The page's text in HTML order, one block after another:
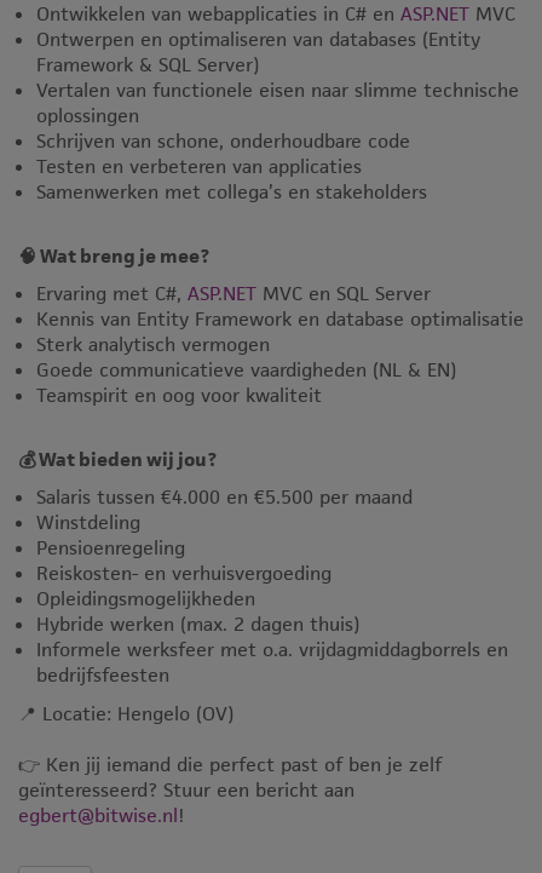
Ontwikkelen van webapplicaties in C# en ASP.NET MVC
Ontwerpen en optimaliseren van databases (Entity
Framework & SQL Server)
Vertalen van functionele eisen naar slimme technische
oplossingen
Schrijven van schone, onderhoudbare code
Testen en verbeteren van applicaties
Samenwerken met collega’s en stakeholders
🧠 Wat breng je mee?
Ervaring met C#, ASP.NET MVC en SQL Server
Kennis van Entity Framework en database optimalisatie
Sterk analytisch vermogen
Goede communicatieve vaardigheden (NL & EN)
Teamspirit en oog voor kwaliteit
💰 Wat bieden wij jou?
Salaris tussen €4.000 en €5.500 per maand
Winstdeling
Pensioenregeling
Reiskosten- en verhuisvergoeding
Opleidingsmogelijkheden
Hybride werken (max. 2 dagen thuis)
Informele werksfeer met o.a. vrijdagmiddagborrels en
bedrijfsfeesten
📍 Locatie: Hengelo (OV)
👉 Ken jij iemand die perfect past of ben je zelf
geïnteresseerd? Stuur een bericht aan
egbert@bitwise.nl!